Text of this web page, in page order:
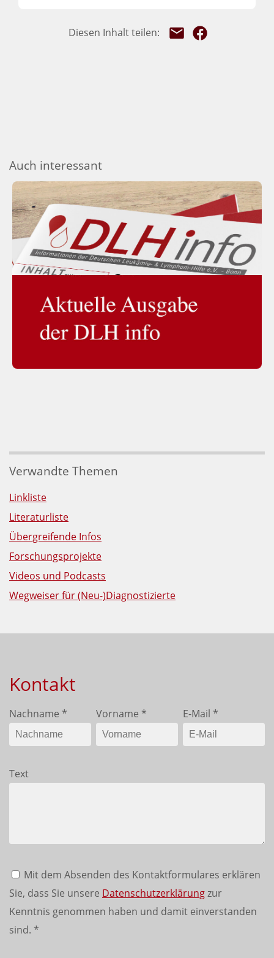
Auch interessant
Verwandte Themen
Linkliste
Literaturliste
Übergreifende Infos
Forschungsprojekte
Videos und Podcasts
Wegweiser für (Neu-)Diagnostizierte
Kontakt
Nachname * Vorname * E-Mail *
Text
Mit dem Absenden des Kontaktformulares erklären
Sie, dass Sie unsere Datenschutzerklärungzur
Kenntnis genommen haben und damit einverstanden
sind. *